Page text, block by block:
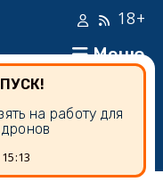
Меню
18+
на работу для